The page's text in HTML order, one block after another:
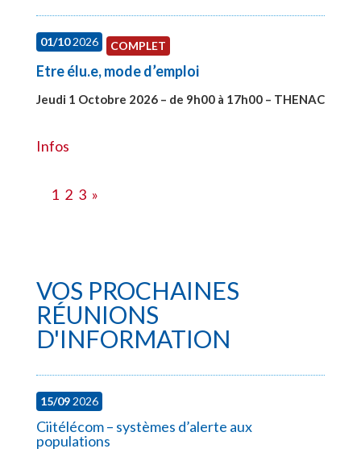
01/102026 COMPLET
Etre élu.e, mode d’emploi
Jeudi 1 Octobre 2026 – de 9h00 à 17h00 – THENAC
Infos
1 2 3 »
VOS PROCHAINES
RÉUNIONS
D'INFORMATION
15/092026
Ciitélécom – systèmes d’alerte aux
populations